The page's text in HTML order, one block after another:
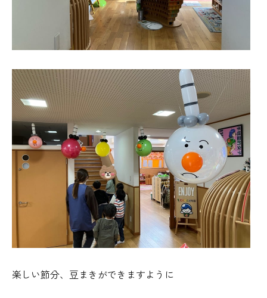
楽しい節分、豆まきができますように